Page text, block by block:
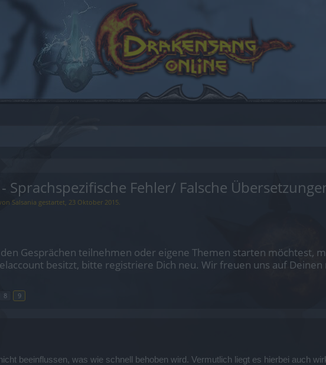
Sprachspezifische Fehler/ Falsche
Salsania gestartet, 23 Oktober 2015.
Gesprächen teilnehmen oder eigene Themen starten möchtest,
besitzt, bitte registriere Dich neu. Wir freuen uns auf
8 9
beeinflussen, was wie schnell behoben wird. Vermutlich liegt es hierbei auch